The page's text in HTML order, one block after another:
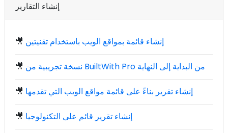
إنشاء التقارير
🎥 إنشاء قائمة بمواقع الويب باستخدام تقنيتين
🎥 نسخة تجريبية من BuiltWith Pro من البداية إلى النهاية
🎥 إنشاء تقرير بناءً على قائمة مواقع الويب التي تقدمها
🎥 إنشاء تقرير قائم على التكنولوجيا